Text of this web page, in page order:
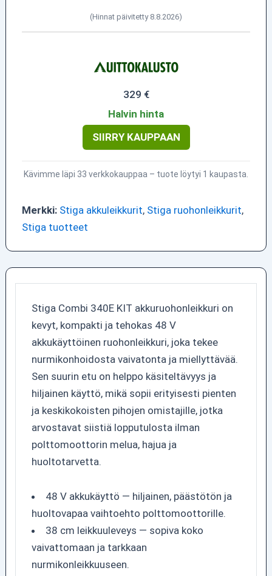
(Hinnat päivitetty 8.8.2026)
329 €
Halvin hinta
SIIRRY KAUPPAAN
Kävimme läpi 33 verkkokauppaa – tuote löytyi 1 kaupasta.
Merkki: Stiga akkuleikkurit, Stiga ruohonleikkurit,
Stiga tuotteet
Stiga Combi 340E KIT akkuruohonleikkuri on
kevyt, kompakti ja tehokas 48 V
akkukäyttöinen ruohonleikkuri, joka tekee
nurmikonhoidosta vaivatonta ja miellyttävää.
Sen suurin etu on helppo käsiteltävyys ja
hiljainen käyttö, mikä sopii erityisesti pienten
ja keskikokoisten pihojen omistajille, jotka
arvostavat siistiä lopputulosta ilman
polttomoottorin melua, hajua ja
huoltotarvetta.
48 V akkukäyttö — hiljainen, päästötön ja
huoltovapaa vaihtoehto polttomoottorille.
38 cm leikkuuleveys — sopiva koko
vaivattomaan ja tarkkaan
nurmikonleikkuuseen.